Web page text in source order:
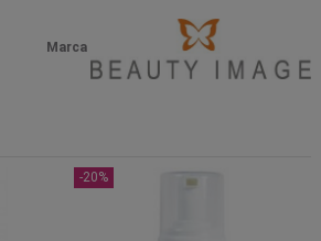
Marca
-20%